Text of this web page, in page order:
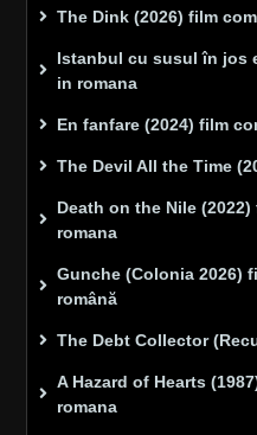
The Dink (2026) film
Istanbul cu susul în jos
in romana
En fanfare (2024) film
The Devil All the Time
Death on the Nile
romana
Gunche (Colonia 2026)
română
The Debt Collector
A Hazard of Hearts
romana